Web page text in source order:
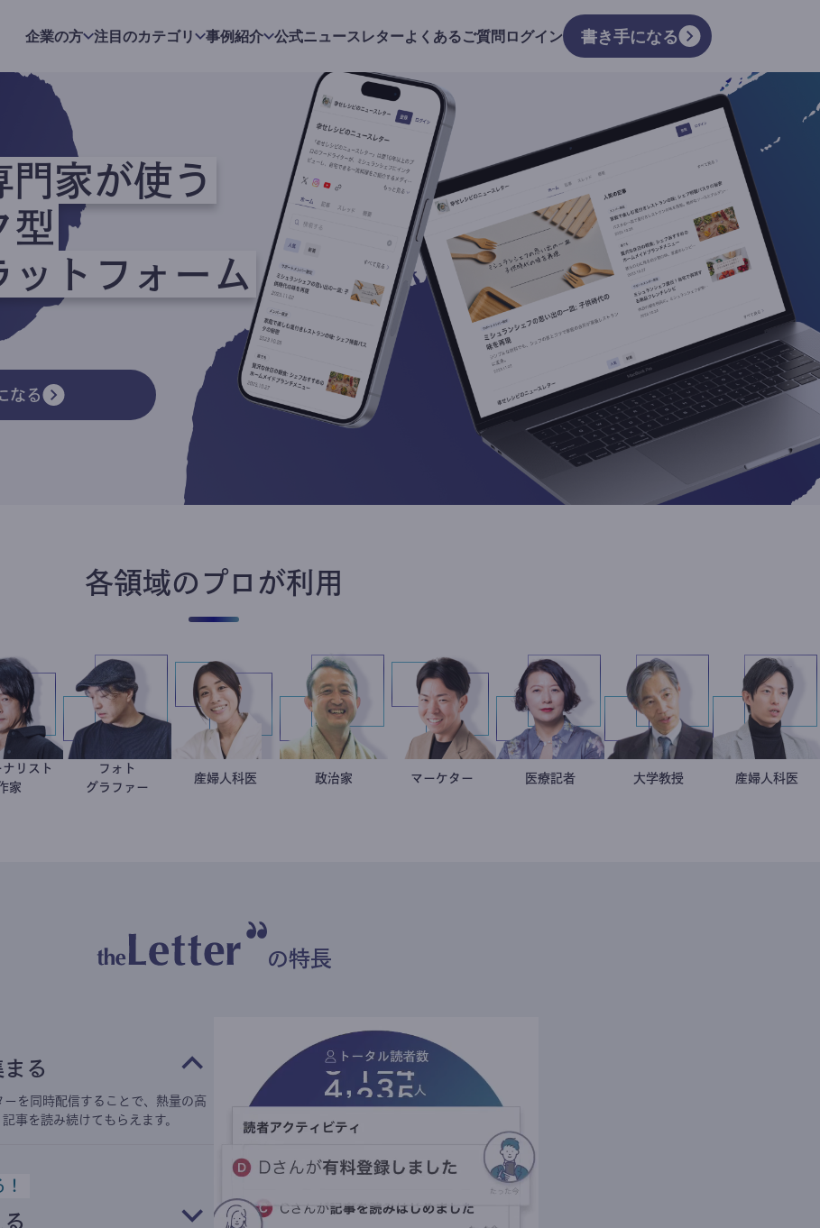
企業の方 注目のカテゴリ 事例紹介 公式ニュースレターよくあるご質問ログイン 書き手になる
門家が使う
型
ットフォーム
なる
各領域のプロが利用
鈴木エイト
ジャーナリスト
グラファー
稲葉可奈子
産婦人科医 室谷良平
マーケター 岩永直子
医療記者 加藤忠史
大学教授 重見
産婦
の特長
る
ーを同時配信することで、熱量の高
事を読み続けてもらえます。